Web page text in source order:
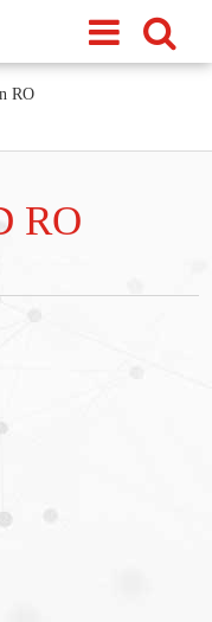
RO
RO